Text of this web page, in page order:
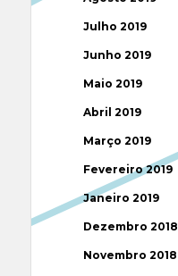
Julho 2019
Junho 2019
Maio 2019
Abril 2019
Março 2019
Fevereiro 2019
Janeiro 2019
Dezembro 2018
Novembro 2018